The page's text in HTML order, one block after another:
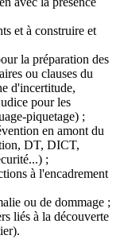
et à construire et
la préparation des
ou clauses du
d'incertitude,
pour les
piquetage) ;
en amont du
DT, DICT,
;
à l'encadrement
ou de dommage ;
liés à la découverte